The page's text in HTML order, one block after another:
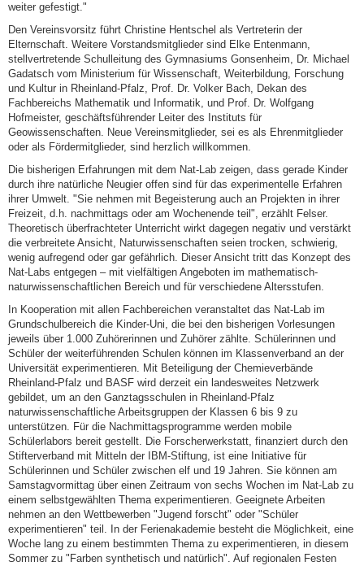
weiter gefestigt."
Den Vereinsvorsitz führt Christine Hentschel als Vertreterin der
Elternschaft. Weitere Vorstandsmitglieder sind Elke Entenmann,
stellvertretende Schulleitung des Gymnasiums Gonsenheim, Dr. Michael
Gadatsch vom Ministerium für Wissenschaft, Weiterbildung, Forschung
und Kultur in Rheinland-Pfalz, Prof. Dr. Volker Bach, Dekan des
Fachbereichs Mathematik und Informatik, und Prof. Dr. Wolfgang
Hofmeister, geschäftsführender Leiter des Instituts für
Geowissenschaften. Neue Vereinsmitglieder, sei es als Ehrenmitglieder
oder als Fördermitglieder, sind herzlich willkommen.
Die bisherigen Erfahrungen mit dem Nat-Lab zeigen, dass gerade Kinder
durch ihre natürliche Neugier offen sind für das experimentelle Erfahren
ihrer Umwelt. "Sie nehmen mit Begeisterung auch an Projekten in ihrer
Freizeit, d.h. nachmittags oder am Wochenende teil", erzählt Felser.
Theoretisch überfrachteter Unterricht wirkt dagegen negativ und verstärkt
die verbreitete Ansicht, Naturwissenschaften seien trocken, schwierig,
wenig aufregend oder gar gefährlich. Dieser Ansicht tritt das Konzept des
Nat-Labs entgegen – mit vielfältigen Angeboten im mathematisch-
naturwissenschaftlichen Bereich und für verschiedene Altersstufen.
In Kooperation mit allen Fachbereichen veranstaltet das Nat-Lab im
Grundschulbereich die Kinder-Uni, die bei den bisherigen Vorlesungen
jeweils über 1.000 Zuhörerinnen und Zuhörer zählte. Schülerinnen und
Schüler der weiterführenden Schulen können im Klassenverband an der
Universität experimentieren. Mit Beteiligung der Chemieverbände
Rheinland-Pfalz und BASF wird derzeit ein landesweites Netzwerk
gebildet, um an den Ganztagsschulen in Rheinland-Pfalz
naturwissenschaftliche Arbeitsgruppen der Klassen 6 bis 9 zu
unterstützen. Für die Nachmittagsprogramme werden mobile
Schülerlabors bereit gestellt. Die Forscherwerkstatt, finanziert durch den
Stifterverband mit Mitteln der IBM-Stiftung, ist eine Initiative für
Schülerinnen und Schüler zwischen elf und 19 Jahren. Sie können am
Samstagvormittag über einen Zeitraum von sechs Wochen im Nat-Lab zu
einem selbstgewählten Thema experimentieren. Geeignete Arbeiten
nehmen an den Wettbewerben "Jugend forscht" oder "Schüler
experimentieren" teil. In der Ferienakademie besteht die Möglichkeit, eine
Woche lang zu einem bestimmten Thema zu experimentieren, in diesem
Sommer zu "Farben synthetisch und natürlich". Auf regionalen Festen